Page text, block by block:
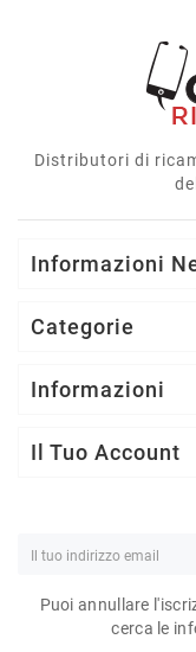
Distributori di
Informazioni
Categorie
Informazioni
Il Tuo Account
Puoi annullare
cerca le